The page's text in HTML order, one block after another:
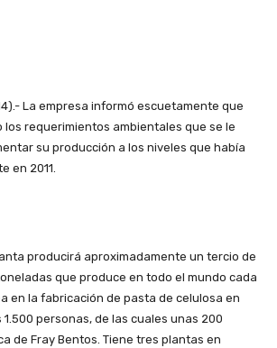
La empresa informó escuetamente que
los requerimientos ambientales que se le
su producción a los niveles que había
en 2011.
producirá aproximadamente un tercio de
que produce en todo el mundo cada
en la fabricación de pasta de celulosa en
personas, de las cuales unas 200
de Fray Bentos. Tiene tres plantas en